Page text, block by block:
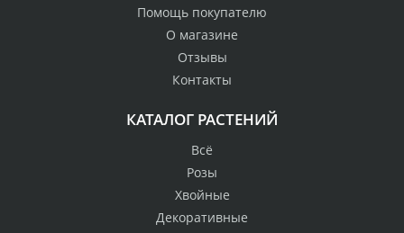
Помощь покупателю
О магазине
Отзывы
Контакты
КАТАЛОГ РАСТЕНИЙ
Всё
Розы
Хвойные
Декоративные